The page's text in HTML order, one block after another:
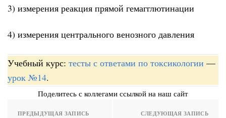
3) измерения реакция прямой гемагглютинации
4) измерения центрального венозного давления
Учебный курс: тесты с ответами по токсикологии —
урок №14.
Поделитесь с коллегами ссылкой на наш сайт
ПРЕДЫДУЩАЯ ЗАПИСЬ СЛЕДУЮЩАЯ ЗАПИСЬ